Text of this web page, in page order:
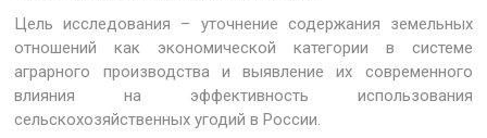
Цель исследования – уточнение содержания земельных
отношений как экономической категории в системе
аграрного производства и выявление их современного
влияния на эффективность использования
сельскохозяйственных угодий в России.